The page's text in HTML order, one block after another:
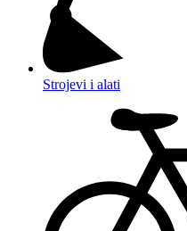
Strojevi i alati